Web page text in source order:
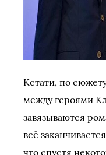
Кстати, по
между героями
завязываются
всё
что спустя